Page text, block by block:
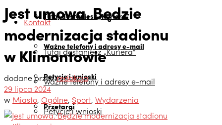
Tutaj dostaniesz „Kuriera”
Ważne telefony i adresy e-mail
Petycje i wnioski
Przetargi
Kontakt
Tutaj dostaniesz „Kuriera”
Ważne telefony i adresy e-mail
Petycje i wnioski
Jest umowa. Będzie
modernizacja stadionu
w Klimontowie
dodane przezredakcja
29 lipca 2024
w Miasto, Ogólne, Sport, Wydarzenia